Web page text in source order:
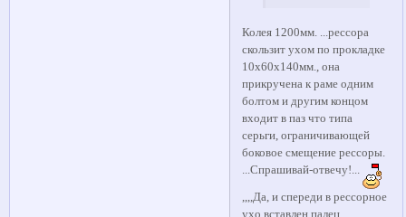
Колея 1200мм. ...рессора
скользит ухом по прокладке
10х60х140мм., она
прикручена к раме одним
болтом и другим концом
входит в паз что типа
серьги, ограничивающей
боковое смещение рессоры.
...Спрашивай-отвечу!...
,,,,Да, и спереди в рессорное
ухо вставлен палец